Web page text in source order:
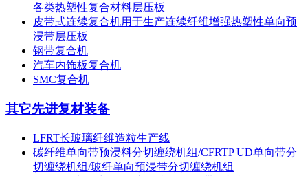
各类热塑性复合材料层压板
皮带式连续复合机用于生产连续纤维增强热塑性单向预
浸带层压板
钢带复合机
汽车内饰板复合机
SMC复合机
其它先进复材装备
LFRT长玻璃纤维造粒生产线
碳纤维单向带预浸料分切缠绕机组/CFRTP UD单向带分
切缠绕机组/玻纤单向预浸带分切缠绕机组